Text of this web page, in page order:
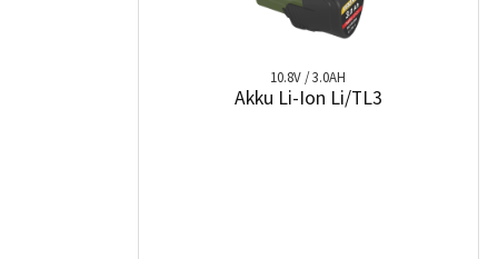
10.8V / 3.0AH
Akku Li-Ion Li/TL3